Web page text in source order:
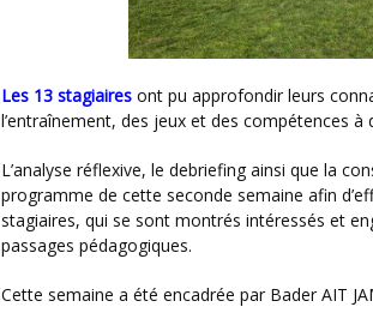
Les 13 stagiaires ont pu approfondir leurs
l’entraînement, des jeux et des compétences à
L’analyse réflexive, le debriefing ainsi que la construction de séances étaient toujours au
programme de cette seconde semaine afin
stagiaires, qui se sont montrés intéressés et
passages pédagogiques.
Cette semaine a été encadrée par Bader AIT